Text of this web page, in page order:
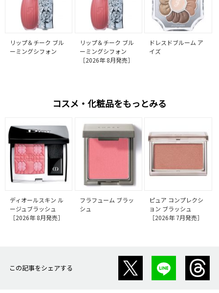
リップ＆チーク ブル
ーミングシフォン
リップ＆チーク ブル
ーミングシフォン
［2026年 8月発売］
ドレスドブルーム ア
イズ
コスメ・化粧品をもっとみる
ディオールスキン ル
ージュブラッシュ
［2026年 8月発売］
フラフューム ブラッ
シュ
ピュア コンプレクシ
ョン ブラッシュ
［2026年 7月発売］
この記事をシェアする